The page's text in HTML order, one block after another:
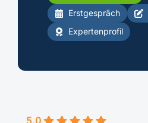
Erstgespräch
Expertenprofil
5.0